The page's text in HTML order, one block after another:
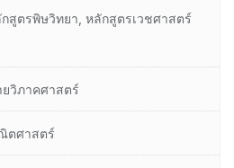
สูตรพิษวิทยา, หลักสูตรเวชศาสตร์
ยวิภาคศาสตร์
ตศาสตร์